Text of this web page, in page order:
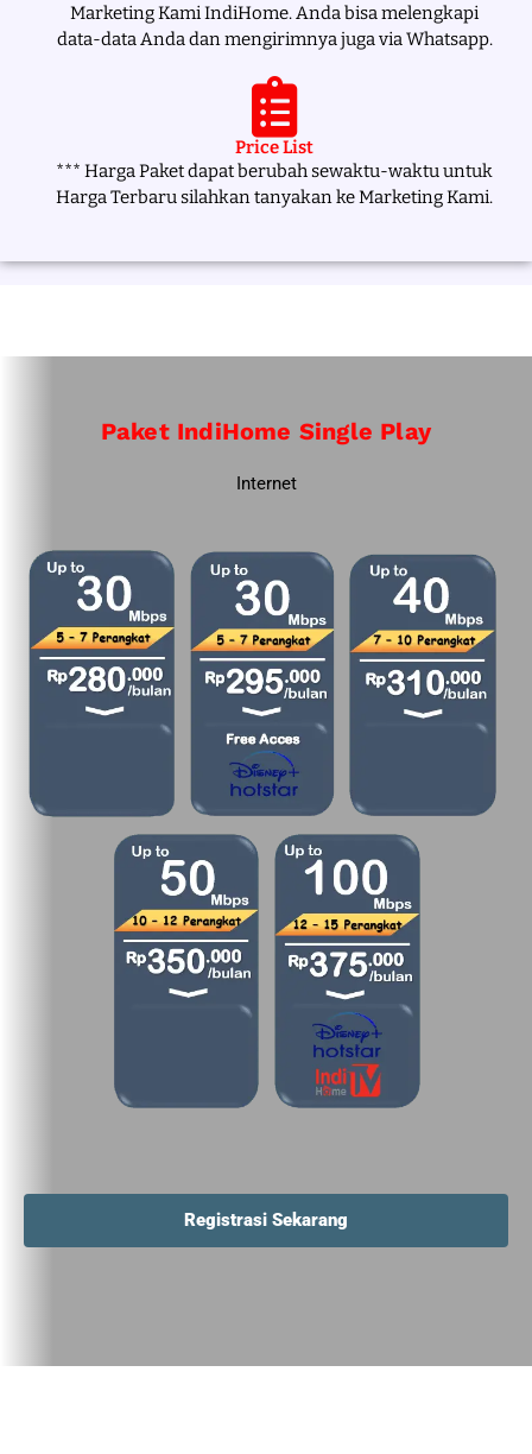
Marketing Kami IndiHome. Anda bisa melengkapi
data-data Anda dan mengirimnya juga via Whatsapp.
Price List
*** Harga Paket dapat berubah sewaktu-waktu untuk
Harga Terbaru silahkan tanyakan ke Marketing Kami.
Paket IndiHome Single Play
Internet
Registrasi Sekarang